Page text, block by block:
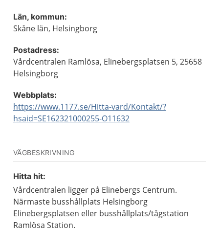
Län, kommun:
Skåne län, Helsingborg
Postadress:
Vårdcentralen Ramlösa, Elinebergsplatsen 5, 25658
Helsingborg
Webbplats:
https://www.1177.se/Hitta-vard/Kontakt/?
hsaid=SE162321000255-O11632
VÄGBESKRIVNING
Hitta hit:
Vårdcentralen ligger på Elinebergs Centrum.
Närmaste busshållplats Helsingborg
Elinebergsplatsen eller busshållplats/tågstation
Ramlösa Station.